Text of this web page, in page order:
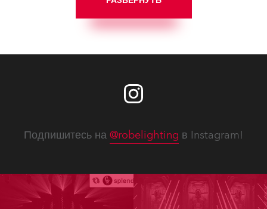
Подпишитесь на @robelighting в Instagram!